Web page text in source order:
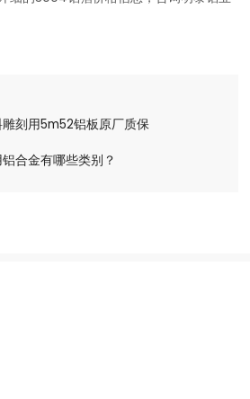
刻用5m52铝板原厂质保
合金有哪些类别？